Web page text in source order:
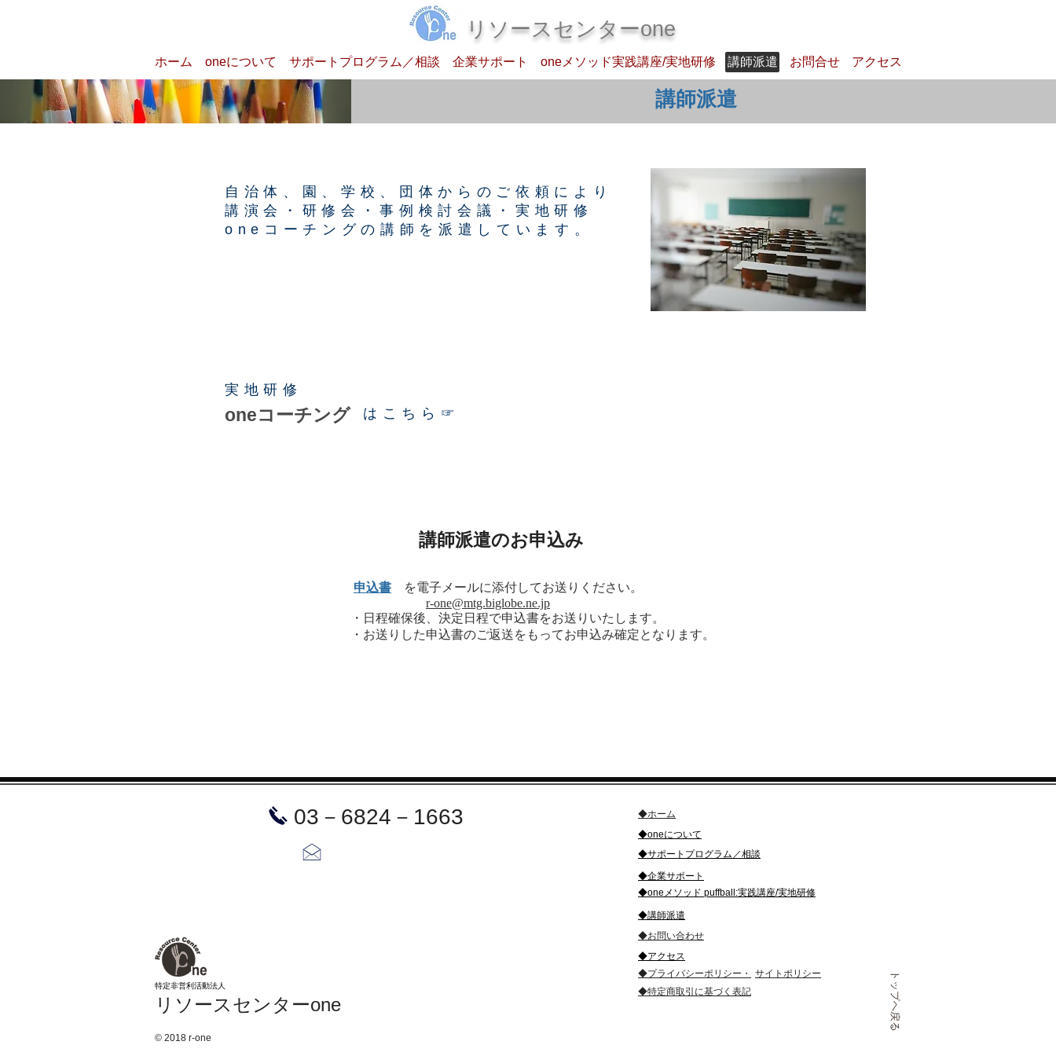
​リソースセンターone
ホーム oneについて サポートプログラム／相談 企業サポート oneメソッド実践講座/実地研修 講師派遣 お問合せ アクセス
​講師派遣
自治体、園、学校、団体からのご依頼により
​講演会・研修会・事例検討会議・実地研修
oneコーチングの講師を派遣しています。
実地研修
oneコーチング​ ​はこちら☞
講師派遣のお申込み
申込書 を電子メールに添付してお送りください。
r-one@mtg.biglobe.ne.jp
・日程確保後、決定日程で申込書をお送りいたします。
・お送りした申込書のご返送を もってお申込み確定となります。
​03－6824－1663
◆ホーム​
​◆oneについて
​◆サポートプログラム／相談
​◆企業サポート
​◆oneメソッド puffball:実践講座/実地研修
​◆講師派遣
​リソースセンターone
​特定非営利活動法人
◆お問い合わせ
​◆アクセス
◆プライバシーポリシー ​・
サイトポリシー
​◆特定商取引に基づく表記
トップへ戻る
© 2018 r‐one